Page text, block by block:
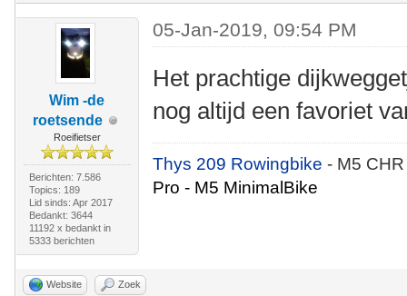
Wim -de
roetsende
Roeifietser
Berichten: 7.586
Topics: 189
Lid sinds: Apr 2017
Bedankt: 3644
11192 x bedankt in
5333 berichten
05-Jan-2019, 09:54 PM
Het prachtige
nog altijd een favoriet
Thys 209 Rowingbike- M5
Pro - M5 MinimalBike
Website Zoek